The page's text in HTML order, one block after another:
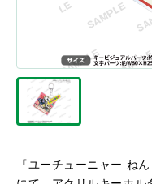
『ユーチューニャー ね